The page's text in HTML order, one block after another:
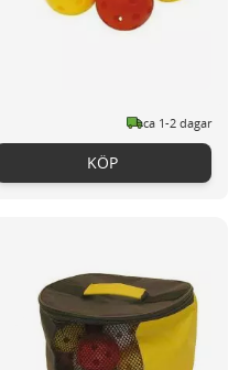
ca 1-2 dagar
KÖP